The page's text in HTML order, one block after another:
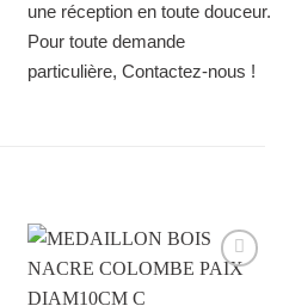
une réception en toute douceur.
Pour toute demande
particulière, Contactez-nous !